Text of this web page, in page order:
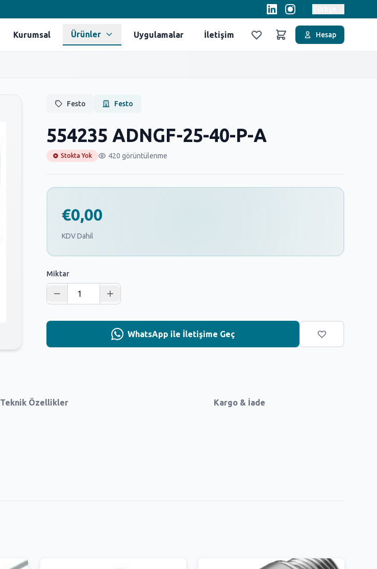
Kurumsal Ürünler Uygulamalar İletişim
FavorilerSepet
Hesap
Festo Festo
554235 ADNGF-25-40-P-A
Stokta Yok 420 görüntülenme
€0,00
KDV Dahil
Miktar
WhatsApp ile İletişime Geç
Teknik Özellikler Kargo & İade